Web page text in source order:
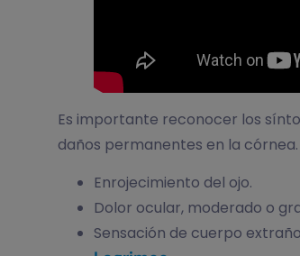
Es importante reconocer los
daños permanentes en la
Enrojecimiento del ojo.
Dolor ocular, moderado o
Sensación de cuerpo